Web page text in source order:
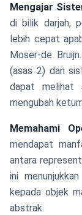
Mengajar
di bilik darjah,
lebih cepat
Moser-de
(asas 2) dan
dapat melihat
mengubah
Memahami
mendapat
antara
ini
kepada objek
abstrak.